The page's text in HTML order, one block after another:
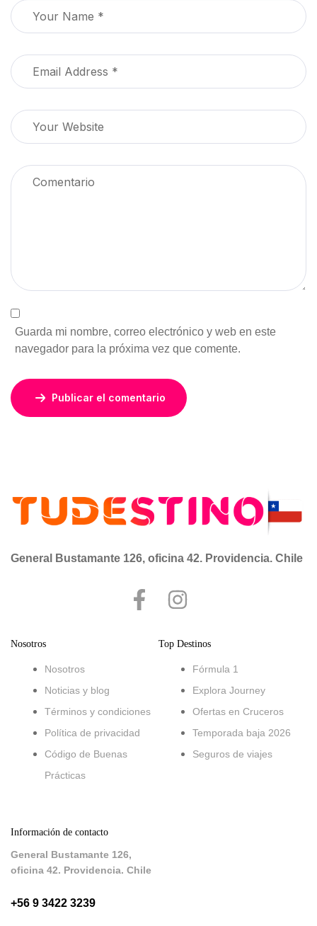
Guarda mi nombre, correo electrónico y web en este
navegador para la próxima vez que comente.
Publicar el comentario
General Bustamante 126, oficina 42. Providencia. Chile
Nosotros
Nosotros
Noticias y blog
Términos y condiciones
Política de privacidad
Código de Buenas
Prácticas
Top Destinos
Fórmula 1
Explora Journey
Ofertas en Cruceros
Temporada baja 2026
Seguros de viajes
Información de contacto
General Bustamante 126,
oficina 42. Providencia. Chile
+56 9 3422 3239